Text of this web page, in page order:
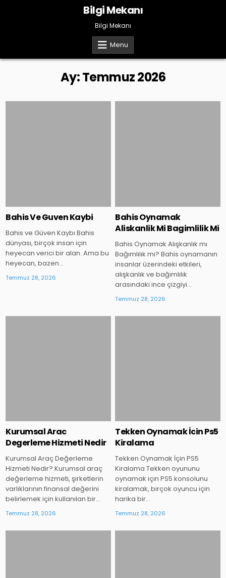
Bilgi Mekanı
Bilgi Mekanı
Menu
Ay:Temmuz 2026
Bahis Ve Guven Kaybi
Bahis ve Güven Kaybı Bahis
dünyası, birçok insan için
heyecan verici bir alan. Ama bu
heyecan, bazen…
Temmuz 28, 2026
Bahis Oynamak
Aliskanlik Mi Bagimlilik Mi
Bahis Oynamak Alışkanlık mı
Bağımlılık mı? Bahis oynamanın
insanlar üzerindeki etkileri,
alışkanlık ve bağımlılık
arasındaki ince çizgiyi…
Temmuz 28, 2026
Kurumsal Arac
Degerleme Hizmeti Nedir
Kurumsal Araç Değerleme
Hizmeti Nedir? Kurumsal araç
değerleme hizmeti, şirketlerin
varlıklarının finansal değerini
belirlemek için kullanılan bir…
Temmuz 28, 2026
Tekken Oynamak İcin Ps5
Kiralama
Tekken Oynamak İçin PS5
Kiralama Tekken oyununu
oynamak için PS5 konsolunu
kiralamak, birçok oyuncu için
harika bir…
Temmuz 28, 2026